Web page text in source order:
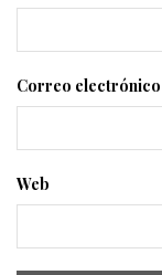
Correo electrónico
Web